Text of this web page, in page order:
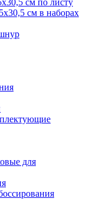
см по листу
см в наборах
для